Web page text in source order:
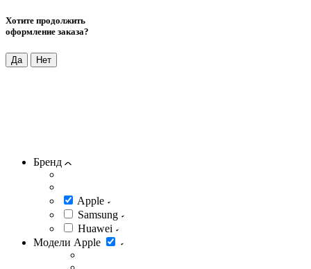
Хотите продолжить
оформление заказа?
Да Нет
Бренд
Apple
Samsung
Huawei
Модели Apple